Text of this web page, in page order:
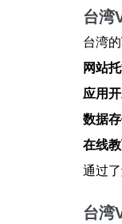
台湾
台湾的
网站
应用
数据
在线
通过
台湾